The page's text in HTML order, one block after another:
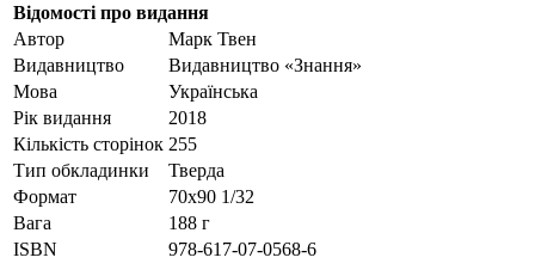
Відомості про видання
Автор
Марк Твен
Видавництво
Видавництво «Знання»
Мова
Українська
Рік видання
2018
Кількість сторінок 255
Тип обкладинки
Тверда
Формат
70х90 1/32
Вага
188 г
ISBN
978-617-07-0568-6